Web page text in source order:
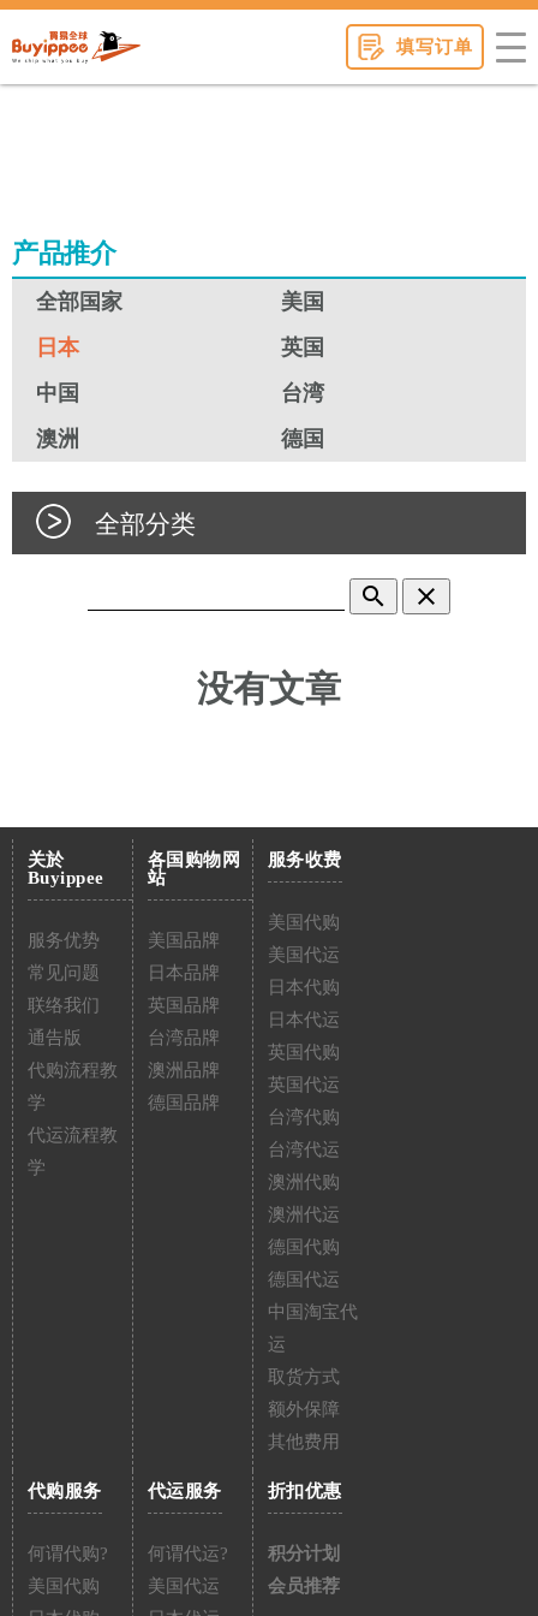
填写订单
产品推介
全部国家
美国
日本
英国
中国
台湾
澳洲
德国
全部分类
search clear
没有文章
关於
Buyippee
服务优势
常见问题
联络我们
通告版
代购流程教
学
代运流程教
学
各国购物网
站
美国品牌
日本品牌
英国品牌
台湾品牌
澳洲品牌
德国品牌
服务收费
美国代购
美国代运
日本代购
日本代运
英国代购
英国代运
台湾代购
台湾代运
澳洲代购
澳洲代运
德国代购
德国代运
中国淘宝代
运
取货方式
额外保障
其他费用
代购服务
何谓代购?
美国代购
代运服务
何谓代运?
美国代运
折扣优惠
积分计划
会员推荐